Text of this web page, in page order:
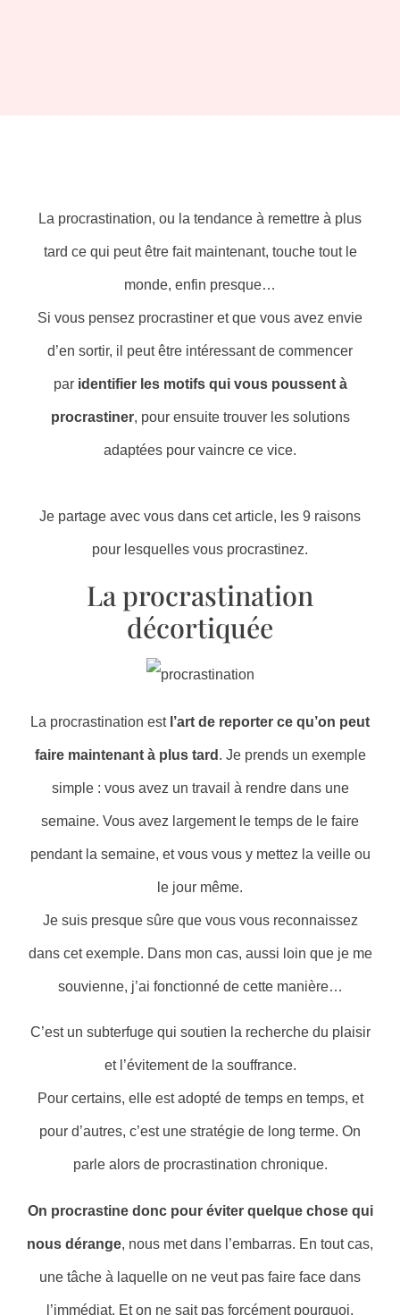
La procrastination, ou la tendance à remettre à plus
tard ce qui peut être fait maintenant, touche tout le
monde, enfin presque…
Si vous pensez procrastiner et que vous avez envie
d’en sortir, il peut être intéressant de commencer
par identifier les motifs qui vous poussent à
procrastiner, pour ensuite trouver les solutions
adaptées pour vaincre ce vice.
Je partage avec vous dans cet article, les 9 raisons
pour lesquelles vous procrastinez.
La procrastination
décortiquée
La procrastination est l’art de reporter ce qu’on peut
faire maintenant à plus tard . Je prends un exemple
simple : vous avez un travail à rendre dans une
semaine. Vous avez largement le temps de le faire
pendant la semaine, et vous vous y mettez la veille ou
le jour même.
Je suis presque sûre que vous vous reconnaissez
dans cet exemple. Dans mon cas, aussi loin que je me
souvienne, j’ai fonctionné de cette manière…
C’est un subterfuge qui soutien la recherche du plaisir
et l’évitement de la souffrance.
Pour certains, elle est adopté de temps en temps, et
pour d’autres, c’est une stratégie de long terme. On
parle alors de procrastination chronique.
On procrastine donc pour éviter quelque chose qui
nous dérange, nous met dans l’embarras. En tout cas,
une tâche à laquelle on ne veut pas faire face dans
l’immédiat. Et on ne sait pas forcément pourquoi.